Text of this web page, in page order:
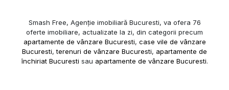
Smash Free, Agenție imobiliară Bucuresti, va ofera 76
oferte imobiliare, actualizate la zi, din categorii precum
apartamente de vânzare Bucuresti, case vile de vânzare
Bucuresti,terenuri de vânzare Bucuresti, apartamente de
închiriat Bucuresti sau apartamente de vânzare Bucuresti.